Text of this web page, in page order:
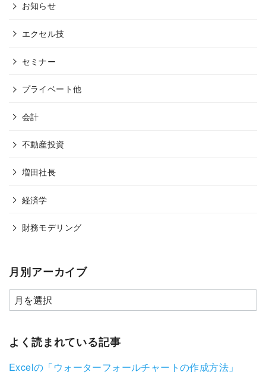
お知らせ
エクセル技
セミナー
プライベート他
会計
不動産投資
増田社長
経済学
財務モデリング
月別アーカイブ
よく読まれている記事
Excelの「ウォーターフォールチャートの作成方法」